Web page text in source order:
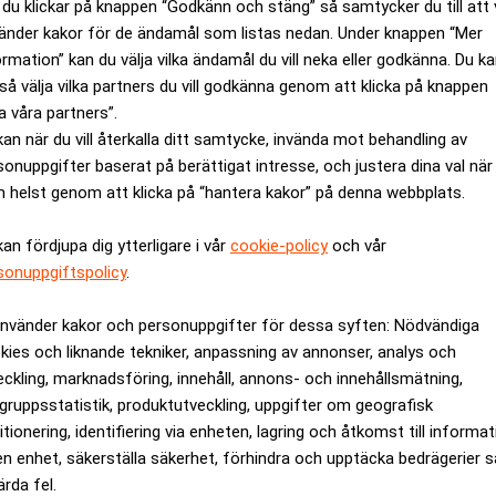
klickar på knappen “Godkänn och stäng” så samtycker du till att
kakor för de ändamål som listas nedan. Under knappen “Mer
kan du välja vilka ändamål du vill neka eller godkänna. Du
välja vilka partners du vill godkänna genom att klicka på knappen
våra partners”.
när du vill återkalla ditt samtycke, invända mot behandling av
baserat på berättigat intresse, och justera dina val när
helst genom att klicka på “hantera kakor” på denna webbplats.
fördjupa dig ytterligare i vår cookie-policyoch vår
.
kakor och personuppgifter för dessa syften: Nödvändiga
och liknande tekniker, anpassning av annonser, analys och
marknadsföring, innehåll, annons- och innehållsmätning,
produktutveckling, uppgifter om geografisk
identifiering via enheten, lagring och åtkomst till
enhet, säkerställa säkerhet, förhindra och upptäcka bedrägerier
fel.
Bygghemmas börsintroduktion och den ordentligt
noteringsprocessen som sådan och ingenting om kvaliteten
är orubbade och vi ser om något än större potential
med 13 procent under kvartalet drivet av Avanza som
Note bidrag positivt, +5 procent.
1 procent. Enligt John Hedberg var den ”enskilt viktigaste
i februari.
till 289 miljoner kronor, jämfört med 7 miljoner kronor
Creades aktieägare, jämfört med 2 miljoner kronor
per aktie föregående år.
kronor jämfört med 366 miljoner kronor vid årsskiftet.
aktivitetsnivå under kommande kvartal, men givet hur året
att hålla sinnet öppet för alla eventualiteter. Med en kassa
vad som förhoppningsvis blir en period av tillväxt och